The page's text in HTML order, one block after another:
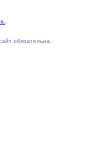
обязательна.